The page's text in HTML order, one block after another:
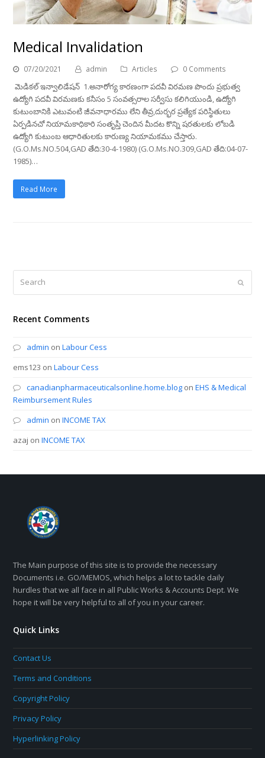
Medical Invalidation
07/20/2021 admin Articles 0 Comments
మెడికల్ ఇన్వాలిడేషన్ 1.అనారోగ్య కారణంగా పదవీ విరమణ పొందు ప్రభుత్వ
ఉద్యోగి పదవీ విరమణకు కనీసం 5 సంవత్సరాల సర్వీసు కలిగియుండి, ఉద్యోగి
కుటుంబానికి ఎటువంటి జీవనాధారము లేని తీవ్ర,దుర్భర ప్రత్యేక పరిస్థితులు
ఏర్పడినచో నియామకాధికారి సంతృప్తి చెందిన మీదట కొన్ని షరతులకు లోబడి
ఉద్యోగి కుటుంబ ఆధారితులకు కారుణ్య నియామకము చేస్తారు.
(G.O.Ms.NO.504,GAD తేది:30-4-1980) (G.O.Ms.NO.309,GAD తేది:04-07-
1985)…
Read More
Recent Comments
admin onLabour Cess
ems123 onLabour Cess
canadianpharmaceuticalsonline.home.blog onEHS & Medical
Reimbursement Rules
admin onINCOME TAX
azaj onINCOME TAX
The Main purpose of this site is to provide the necessary
Documents i.e. GO/MEMOS, which helps a lot to tackle daily
hurdles that we all face in all Public Works & Accounts Dept. We
hope it will be very helpful to all of you in your career.
Quick Links
Contact Us
Terms and Conditions
Copyright Policy
Privacy Policy
Hyperlinking Policy